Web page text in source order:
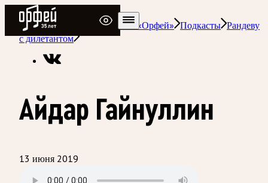
Радио Орфей
Радио классической музыки «Орфей» Подкасты Рандеву
с дилетантом
Айдар Гайнуллин
13 июня 2019